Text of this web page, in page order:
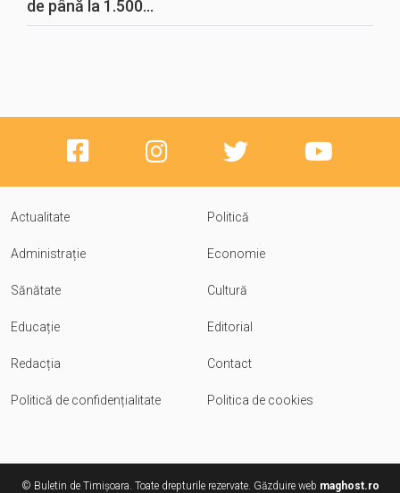
de până la 1.500...
Actualitate Politică
Administrație Economie
Sănătate Cultură
Educație Editorial
Redacția Contact
Politică de confidențialitate Politica de cookies
© Buletin de Timișoara. Toate drepturile rezervate. Găzduire web maghost.ro